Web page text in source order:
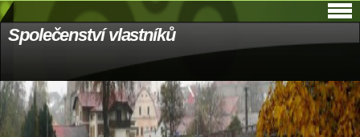
Společenství vlastníků